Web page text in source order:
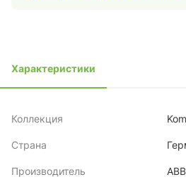
Характеристики
Коллекция
Страна
Производитель